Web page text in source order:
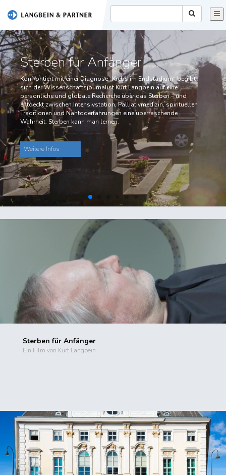
FILM
PRINT
VIDEOTHEK
TEAM
KONTAKT
IMPRESSUM
[ENGLISH]
Sterben für Anfänger
Konfrontiert mit einer Diagnose „Krebs im Endstadium“ begibt
sich der Wissenschaftsjournalist Kurt Langbein auf eine
persönliche und globale Recherche über das Sterben – und
entdeckt zwischen Intensivstation, Palliativmedizin, spirituellen
Traditionen und Nahtoderfahrungen eine überraschende
Wahrheit: Sterben kann man lernen.
Weitere Infos
Sterben für Anfänger
Ein Film von Kurt Langbein